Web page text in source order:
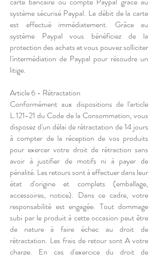
système sécurisé Paypal. Le débit de la carte
est effectué immédiatement. Grâce au
système Paypal vous bénéficiez de la
protection des achats et vous pouvez solliciter
l'intermédiation de Paypal pour résoudre un
litige.
Article 6 - Rétractation
Conformément aux dispositions de l'article
L.121-21 du Code de la Consommation, vous
disposez d'un délai de rétractation de 14 jours
à compter de la réception de vos produits
pour exercer votre droit de rétraction sans
avoir à justifier de motifs ni à payer de
pénalité. Les retours sont à effectuer dans leur
état d'origine et complets (emballage,
accessoires, notice). Dans ce cadre, votre
responsabilité est engagée. Tout dommage
subi par le produit à cette occasion peut être
de nature à faire échec au droit de
rétractation. Les frais de retour sont A votre
charge. En cas d'exercice du droit de